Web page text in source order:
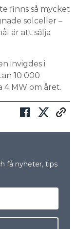
finns så mycket
solceller –
är att sälja
invigdes i
10 000
4 MW om året.
få nyheter, tips